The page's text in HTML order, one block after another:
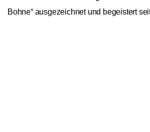
Bohne“ ausgezeichnet und begeistert